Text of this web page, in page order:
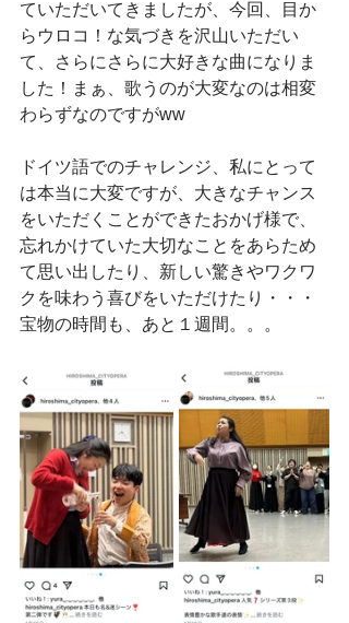
ていただいてきましたが、今回、目か
らウロコ！な気づきを沢山いただい
て、さらにさらに大好きな曲になりま
した！まぁ、歌うのが大変なのは相変
わらずなのですがww
ドイツ語でのチャレンジ、私にとって
は本当に大変ですが、大きなチャンス
をいただくことができたおかげ様で、
忘れかけていた大切なことをあらため
て思い出したり、新しい驚きやワクワ
クを味わう喜びをいただけたり・・・
宝物の時間も、あと１週間。。。